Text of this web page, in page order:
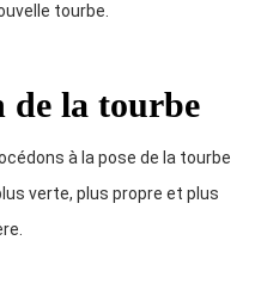
tourbe.
de la tourbe
à la pose de la tourbe
verte, plus propre et plus